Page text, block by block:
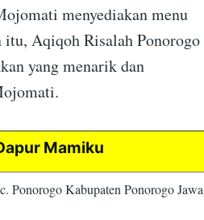
menyediakan menu
itu, Aqiqoh Risalah Ponorogo
yang menarik dan
Mamiku
Ponorogo Kabupaten Ponorogo Jawa